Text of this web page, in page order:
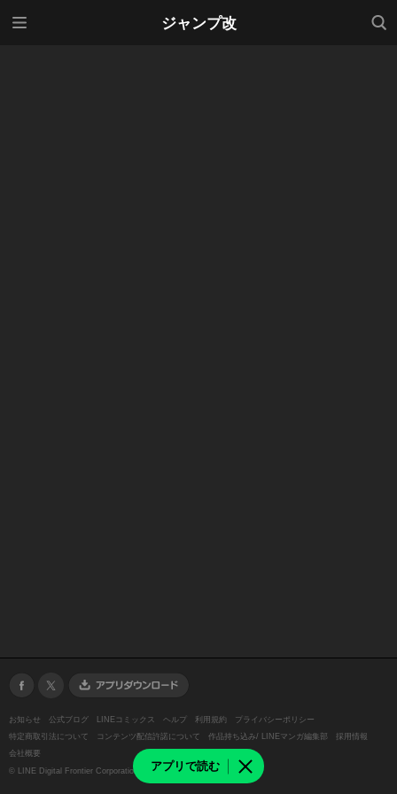
ジャンプ改
検索
アプリで読む
お知らせ 公式ブログ LINEコミックス ヘルプ 利用規約
プライバシーポリシー
特定商取引法について
コンテンツ配信許諾について 作品持ち込み/ LINEマンガ編集部
採用情報
会社概要
© LINE Digital Frontier Corporation